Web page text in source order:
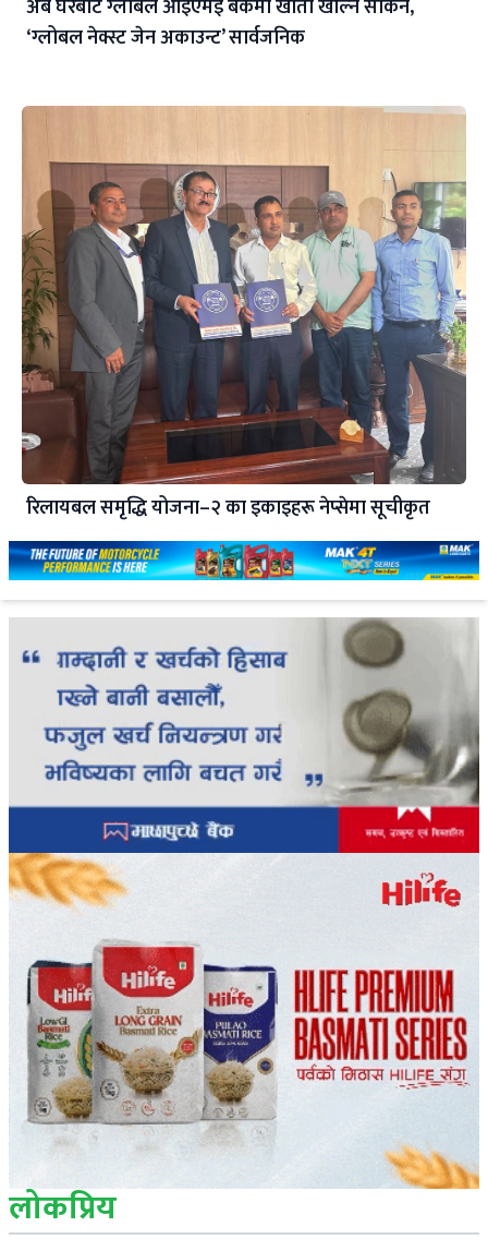
अब घरबाटै ग्लोबल आइएमई बैंकमा खाता खोल्न सकिने,
‘ग्लोबल नेक्स्ट जेन अकाउन्ट’ सार्वजनिक
रिलायबल समृद्धि योजना–२ का इकाइहरू नेप्सेमा सूचीकृत
लोकप्रिय